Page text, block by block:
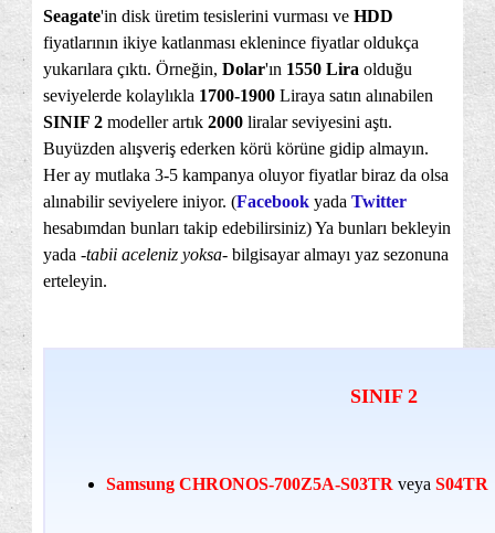
Seagate'in disk üretim tesislerini vurması ve HDD
fiyatlarının ikiye katlanması eklenince fiyatlar oldukça
yukarılara çıktı. Örneğin, Dolar'ın 1550 Lira olduğu
seviyelerde kolaylıkla 1700-1900 Liraya satın alınabilen
SINIF 2 modeller artık 2000 liralar seviyesini aştı.
Buyüzden alışveriş ederken körü körüne gidip almayın.
Her ay mutlaka 3-5 kampanya oluyor fiyatlar biraz da olsa
alınabilir seviyelere iniyor. (Facebook yada Twitter
hesabımdan bunları takip edebilirsiniz) Ya bunları bekleyin
yada -tabii aceleniz yoksa- bilgisayar almayı yaz sezonuna
erteleyin.
SINIF 2
Samsung CHRONOS-700Z5A-S03TR veya S04TR